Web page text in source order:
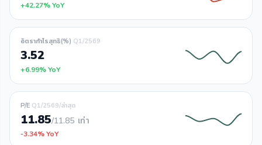
+42.27% YoY
อัตรากำไรสุทธิ(%) Q1/2569
3.52
+6.99% YoY
P/E Q1/2569/ล่าสุด
11.85/11.85 เท่า
-3.34% YoY